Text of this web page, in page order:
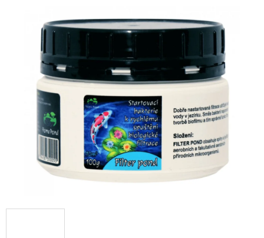
hvězdiček.